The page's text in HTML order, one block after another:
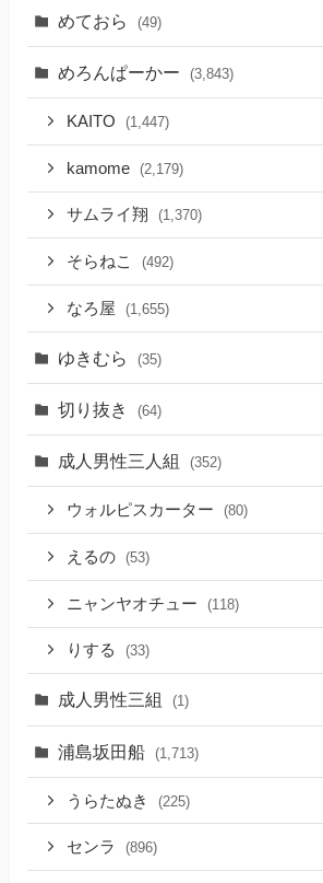
めておら (49)
めろんぱーかー (3,843)
KAITO (1,447)
kamome (2,179)
サムライ翔 (1,370)
そらねこ (492)
なろ屋 (1,655)
ゆきむら (35)
切り抜き (64)
成人男性三人組 (352)
ウォルピスカーター (80)
えるの (53)
ニャンヤオチュー (118)
りする (33)
成人男性三組 (1)
浦島坂田船 (1,713)
うらたぬき (225)
センラ (896)